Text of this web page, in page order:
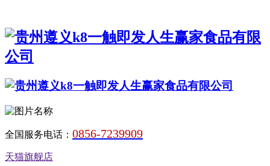
全国服务电话： 0856-7239909
天猫旗舰店